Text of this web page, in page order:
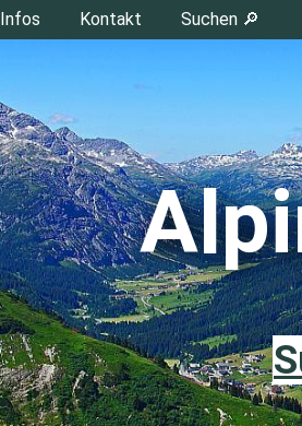
Infos Kontakt Suchen 🔎